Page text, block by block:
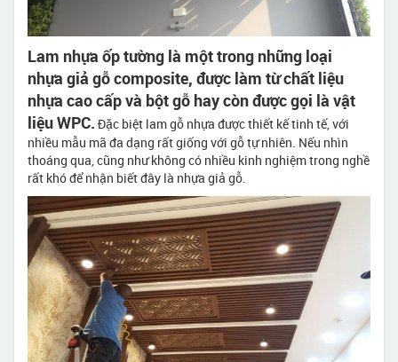
Lam nhựa ốp tường là một trong những loại
nhựa giả gỗ composite, được làm từ chất liệu
nhựa cao cấp và bột gỗ hay còn được gọi là vật
liệu WPC. Đặc biệt lam gỗ nhựa được thiết kế tinh tế, với
nhiều mẫu mã đa dạng rất giống với gỗ tự nhiên. Nếu nhìn
thoáng qua, cũng như không có nhiều kinh nghiệm trong nghề
rất khó để nhận biết đây là nhựa giả gỗ.